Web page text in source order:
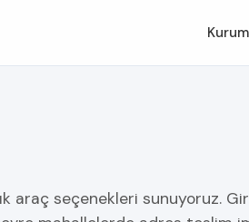
araç seçenekleri sunuyoruz.